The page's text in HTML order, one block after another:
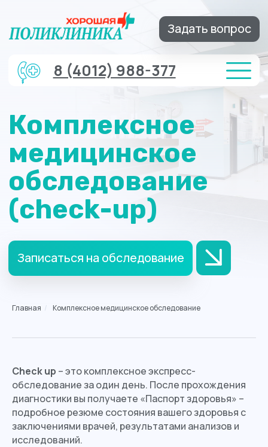
Задать вопрос
Комплексное
медицинское
обследование
(check-up)
Записаться на обследование
Главная / Комплексное медицинское обследование
Check up – это комплексное экспресс-
обследование за один день. После прохождения
диагностики вы получаете «Паспорт здоровья» –
подробное резюме состояния вашего здоровья с
заключениями врачей, результатами анализов и
исследований.